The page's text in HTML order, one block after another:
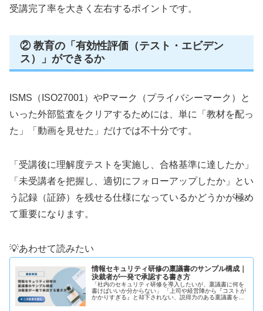
受講完了率を大きく左右するポイントです。
② 教育の「有効性評価（テスト・エビデン
ス）」ができるか
ISMS（ISO27001）やPマーク（プライバシーマーク）と
いった外部監査をクリアするためには、単に「教材を配っ
た」「動画を見せた」だけでは不十分です。
「受講後に理解度テストを実施し、合格基準に達したか」
「未受講者を把握し、適切にフォローアップしたか」とい
う記録（証跡）を残せる仕様になっているかどうかが極め
て重要になります。
💡あわせて読みたい
情報セキュリティ研修の稟議書のサンプル構成｜
決裁者が一発で承認する書き方
「社内のセキュリティ研修を導入したいが、稟議書に何を
書けばいいか分からない」 「上司や経営陣から『コストが
かかりすぎる』と却下されない、説得力のある稟議書を作